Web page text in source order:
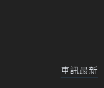
車訊最新